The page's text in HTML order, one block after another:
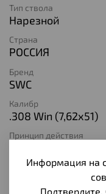
Тип ствола
Нарезной
Страна
РОССИЯ
Бренд
SWC
Калибр
.308 Win (7,62х51)
Принцип действия
МодельИнформация на
Подтвердите,